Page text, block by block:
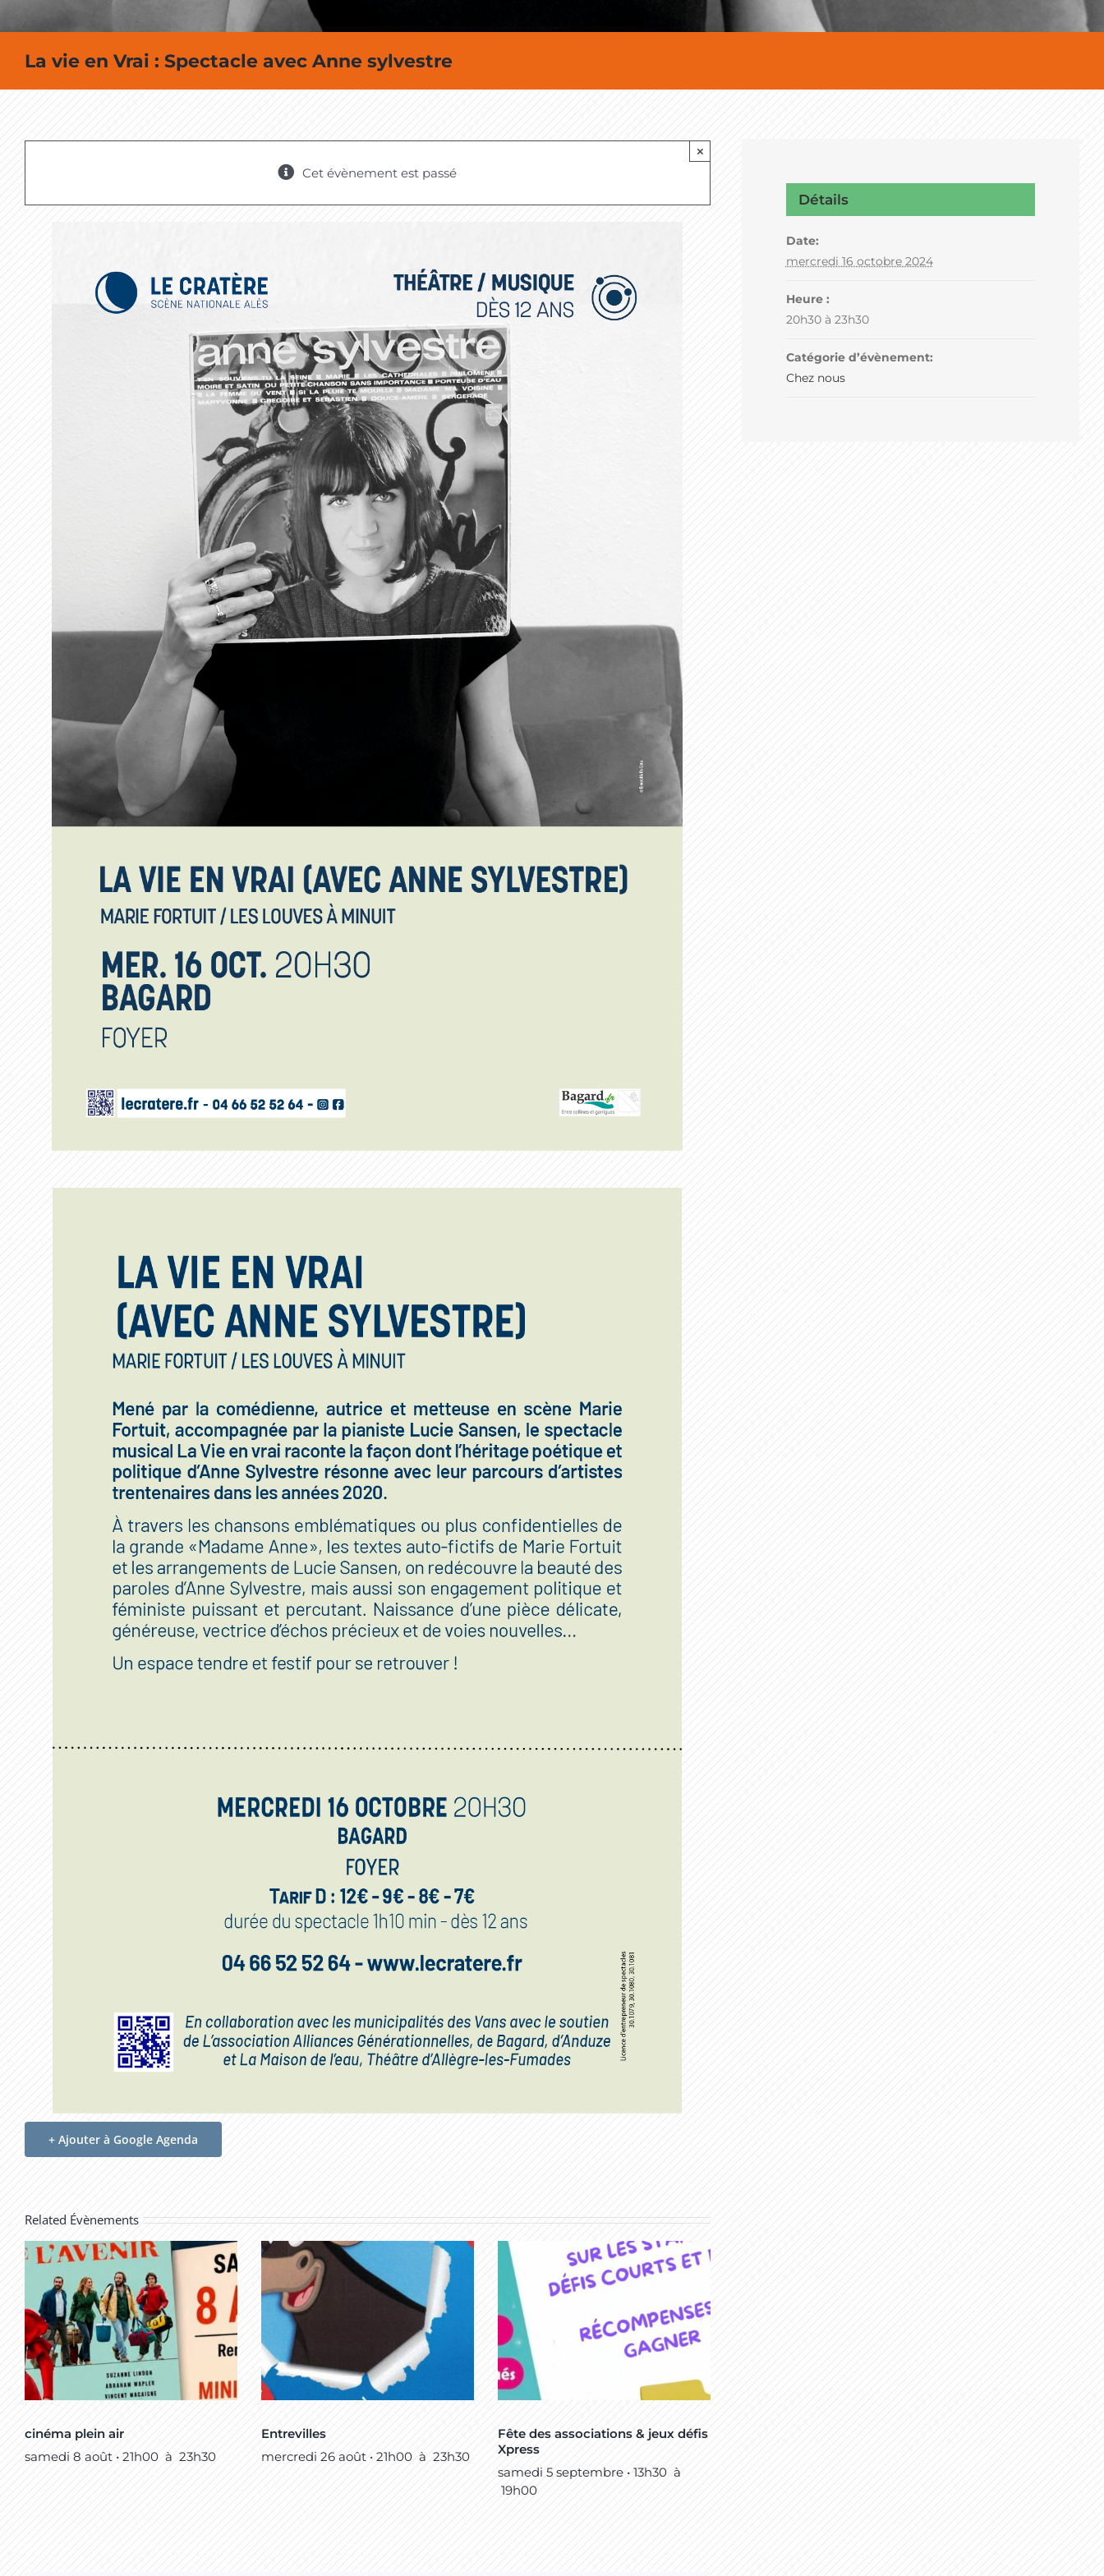
La vie en Vrai : Spectacle avec Anne sylvestre
Cet évènement est passé
×
+ Ajouter à Google Agenda
Related Évènements
cinéma plein air
samedi 8 août • 21h00 à 23h30
Entrevilles
mercredi 26 août • 21h00 à 23h30
Fête des associations & jeux défis
Xpress
samedi 5 septembre • 13h30 à
19h00
Détails
Date:
mercredi 16 octobre 2024
Heure :
20h30 à 23h30
Catégorie d’évènement:
Chez nous